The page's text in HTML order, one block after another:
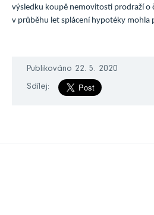
výsledku koupě nemovitosti prodraží o
v průběhu let splácení hypotéky mohla
Publikováno 22. 5. 2020
Sdílej: